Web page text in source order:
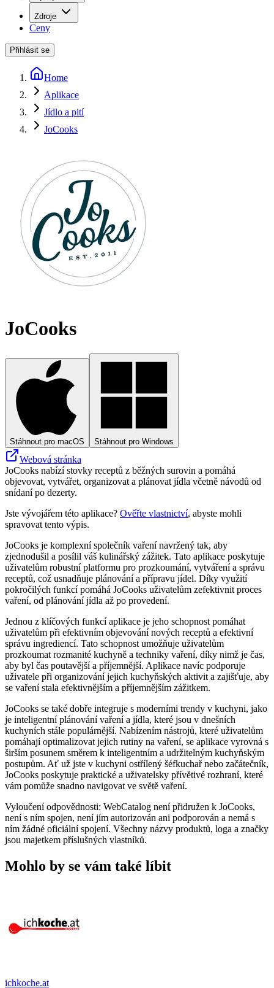
Zdroje
Ceny
Přihlásit se
Home
Aplikace
Jídlo a pití
JoCooks
JoCooks
Stáhnout pro macOS Stáhnout pro Windows
Webová stránka
JoCooks nabízí stovky receptů z běžných surovin a pomáhá
objevovat, vytvářet, organizovat a plánovat jídla včetně návodů od
snídaní po dezerty.
Jste vývojářem této aplikace? Ověřte vlastnictví, abyste mohli
spravovat tento výpis.
JoCooks je komplexní společník vaření navržený tak, aby
zjednodušil a posílil váš kulinářský zážitek. Tato aplikace poskytuje
uživatelům robustní platformu pro prozkoumání, vytváření a správu
receptů, což usnadňuje plánování a přípravu jídel. Díky využití
pokročilých funkcí pomáhá JoCooks uživatelům zefektivnit proces
vaření, od plánování jídla až po provedení.
Jednou z klíčových funkcí aplikace je jeho schopnost pomáhat
uživatelům při efektivním objevování nových receptů a efektivní
správu ingrediencí. Tato schopnost umožňuje uživatelům
prozkoumat rozmanité kuchyně a techniky vaření, díky nimž je čas,
aby byl čas poutavější a příjemnější. Aplikace navíc podporuje
uživatele při organizování jejich kuchyňských aktivit a zajišťuje, aby
se vaření stala efektivnějším a příjemnějším zážitkem.
JoCooks se také dobře integruje s moderními trendy v kuchyni, jako
je inteligentní plánování vaření a jídla, které jsou v dnešních
kuchyních stále populárnější. Nabízením nástrojů, které uživatelům
pomáhají optimalizovat jejich rutiny na vaření, se aplikace vyrovná s
širším posunem směrem k inteligentním a udržitelným kuchyňským
postupům. Ať už jste v kuchyni ostřílený šéfkuchař nebo začátečník,
JoCooks poskytuje praktické a uživatelsky přívětivé rozhraní, které
vám pomůže snadno navigovat ve světě vaření.
Vyloučení odpovědnosti: WebCatalog není přidružen k JoCooks,
není s ním spojen, není jím autorizován ani podporován a nemá s
ním žádné oficiální spojení. Všechny názvy produktů, loga a značky
jsou majetkem příslušných vlastníků.
Mohlo by se vám také líbit
ichkoche.at